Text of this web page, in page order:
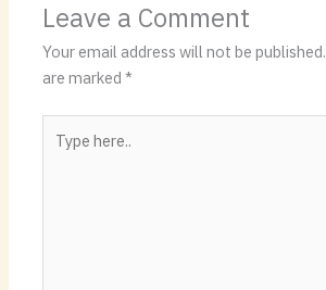
Leave a Comment
Your email address will not be published.
are marked*
here..